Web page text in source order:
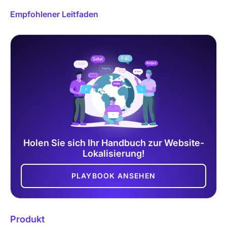
Empfohlener Leitfaden
Holen Sie sich Ihr Handbuch zur Website-
Lokalisierung!
PLAYBOOK ANSEHEN
Produkt